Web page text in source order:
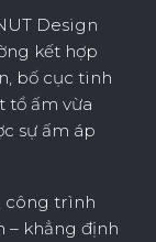
Design
kết hợp
bố cục tinh
tổ ấm vừa
sự ấm áp
công trình
– khẳng định